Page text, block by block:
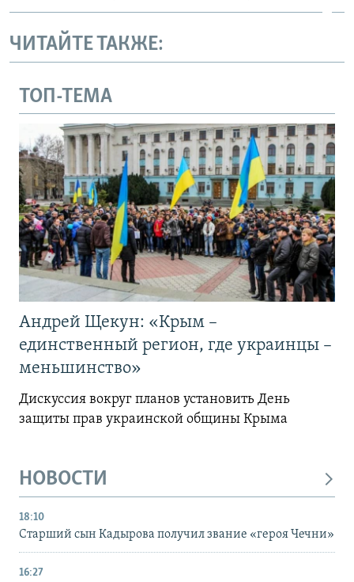
ЧИТАЙТЕ ТАКЖЕ:
ТОП-ТЕМА
Андрей Щекун: «Крым –
единственный регион, где украинцы –
меньшинство»
Дискуссия вокруг планов установить День
защиты прав украинской общины Крыма
НОВОСТИ
18:10
Старший сын Кадырова получил звание «героя Чечни»
16:27